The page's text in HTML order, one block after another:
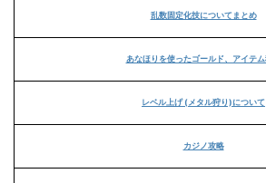
乱数固定化技についてまとめ
あなほりを使ったゴールド、アイテ
レベル上げ (メタル狩り)について
カジノ攻略